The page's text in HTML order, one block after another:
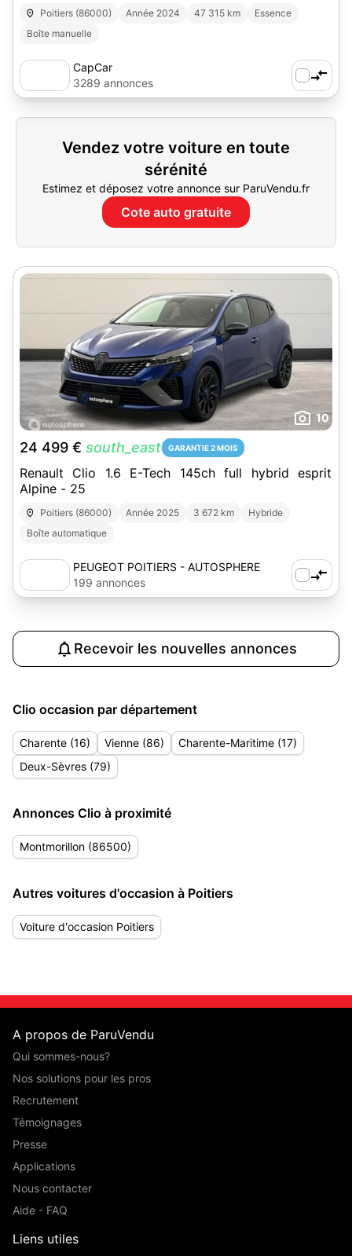
Poitiers (86000) Année 2024 47 315 km
Essence
Boîte manuelle
CapCar
3289 annonces
Vendez votre voiture en toute
sérénité
Estimez et déposez votre annonce sur ParuVendu.fr
Cote auto gratuite
10
24 499 € south_east GARANTIE 2 MOIS
Renault Clio 1.6 E-Tech 145ch full hybrid esprit
Alpine - 25
Poitiers (86000) Année 2025 3 672 km
Hybride
Boîte automatique
PEUGEOT POITIERS - AUTOSPHERE
199 annonces
Recevoir les nouvelles annonces
Clio occasion par département
Charente (16) Vienne (86)
Charente-Maritime (17)
Deux-Sèvres (79)
Annonces Clio à proximité
Montmorillon (86500)
Autres voitures d'occasion à Poitiers
Voiture d'occasion Poitiers
A propos de ParuVendu
Qui sommes-nous?
Nos solutions pour les pros
Recrutement
Témoignages
Presse
Applications
Nous contacter
Aide - FAQ
Liens utiles